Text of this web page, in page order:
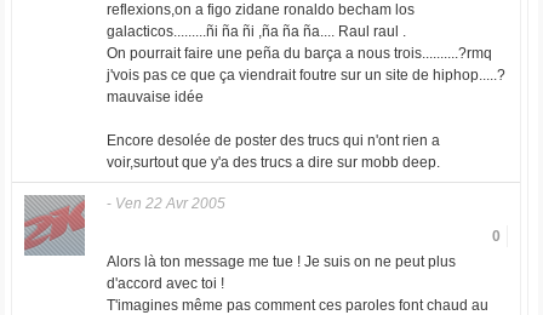
reflexions,on a figo zidane ronaldo becham los
galacticos.........ñi ña ñi ,ña ña ña.... Raul raul .
On pourrait faire une peña du barça a nous trois..........?rmq
j'vois pas ce que ça viendrait foutre sur un site de hiphop.....?
mauvaise idée
Encore desolée de poster des trucs qui n'ont rien a
voir,surtout que y'a des trucs a dire sur mobb deep.
- Ven 22 Avr 2005
0
Alors là ton message me tue ! Je suis on ne peut plus
d'accord avec toi !
T'imagines même pas comment ces paroles font chaud au